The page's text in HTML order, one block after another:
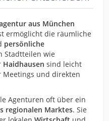
aus München
ermöglicht die räumliche
persönliche
Stadtteilen wie
Haidhausen sind leicht
Meetings und direkten
Agenturen oft über ein
regionalen Marktes. Sie